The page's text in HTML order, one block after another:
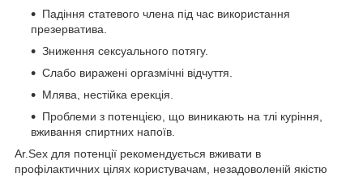
Падіння статевого члена під час використання
презерватива.
Зниження сексуального потягу.
Слабо виражені оргазмічні відчуття.
Млява, нестійка ерекція.
Проблеми з потенцією, що виникають на тлі куріння,
вживання спиртних напоїв.
Ar.Sex для потенції рекомендується вживати в
профілактичних цілях користувачам, незадоволеній якістю